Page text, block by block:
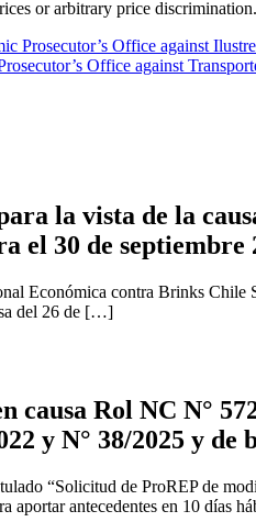
or arbitrary price discrimination.
Prosecutor’s Office against
Office against
la vista de la
el 30 de septiembre
Económica contra Brinks
del 26 de […]
Rol NC N°
y N° 38/2025 y de
“Solicitud de ProREP de
aportar antecedentes en 10 días